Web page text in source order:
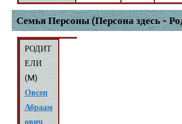
Семья Персоны (Персона здесь -
РОДИТ
ЕЛИ
(M)
Овсеп
Абраам
ович